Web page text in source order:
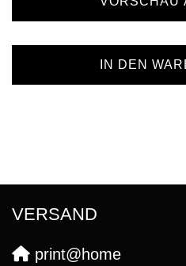
IN DEN
VERSAND
print@home